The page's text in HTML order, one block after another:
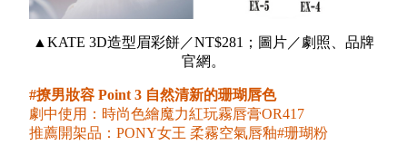
▲KATE 3D造型眉彩餅／NT$281；圖片／劇照、品牌
官網。
#撩男妝容 Point 3 自然清新的珊瑚唇色
劇中使用：時尚色繪魔力紅玩霧唇膏OR417
推薦開架品：PONY女王 柔霧空氣唇釉#珊瑚粉